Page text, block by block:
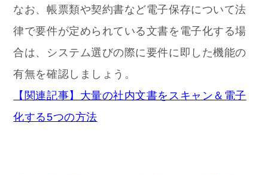
なお、帳票類や契約書など電子保存について法
律で要件が定められている文書を電子化する場
合は、システム選びの際に要件に即した機能の
有無を確認しましょう。
【関連記事】大量の社内文書をスキャン＆電子
化する5つの方法